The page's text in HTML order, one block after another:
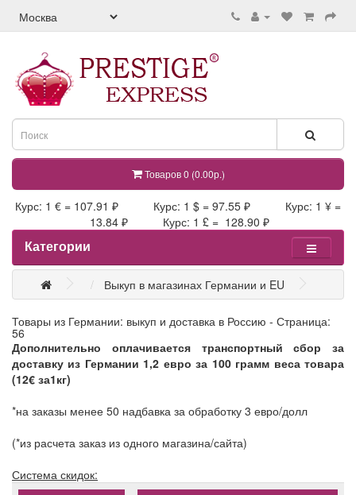
Товаров 0 (0.00р.)
Курс: 1 € = 107.91 ₽ Курс: 1 $ = 97.55 ₽ Курс: 1 ¥ =
13.84 ₽ Курс: 1 £ = 128.90 ₽
Категории
Выкуп в магазинах Германии и EU
Товары из Германии: выкуп и доставка в Россию - Страница:
56
Дополнительно оплачивается транспортный сбор за
доставку из Германии 1,2 евро за 100 грамм веса товара
(12€ за1кг)
*на заказы менее 50 надбавка за обработку 3 евро/долл
(*из расчета заказ из одного магазина/сайта)
Система скидок: